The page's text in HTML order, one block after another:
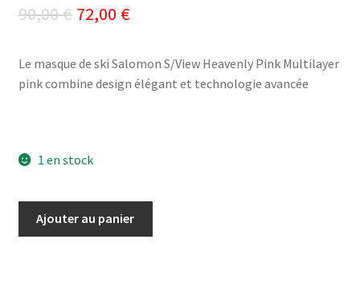
90,00€ Le
initial
72,00 €Le
actuel
Le masque de ski Salomon S/View Heavenly Pink Multilayer
pink combine design élégant et technologie avancée
1 en stock
Ajouter au panier